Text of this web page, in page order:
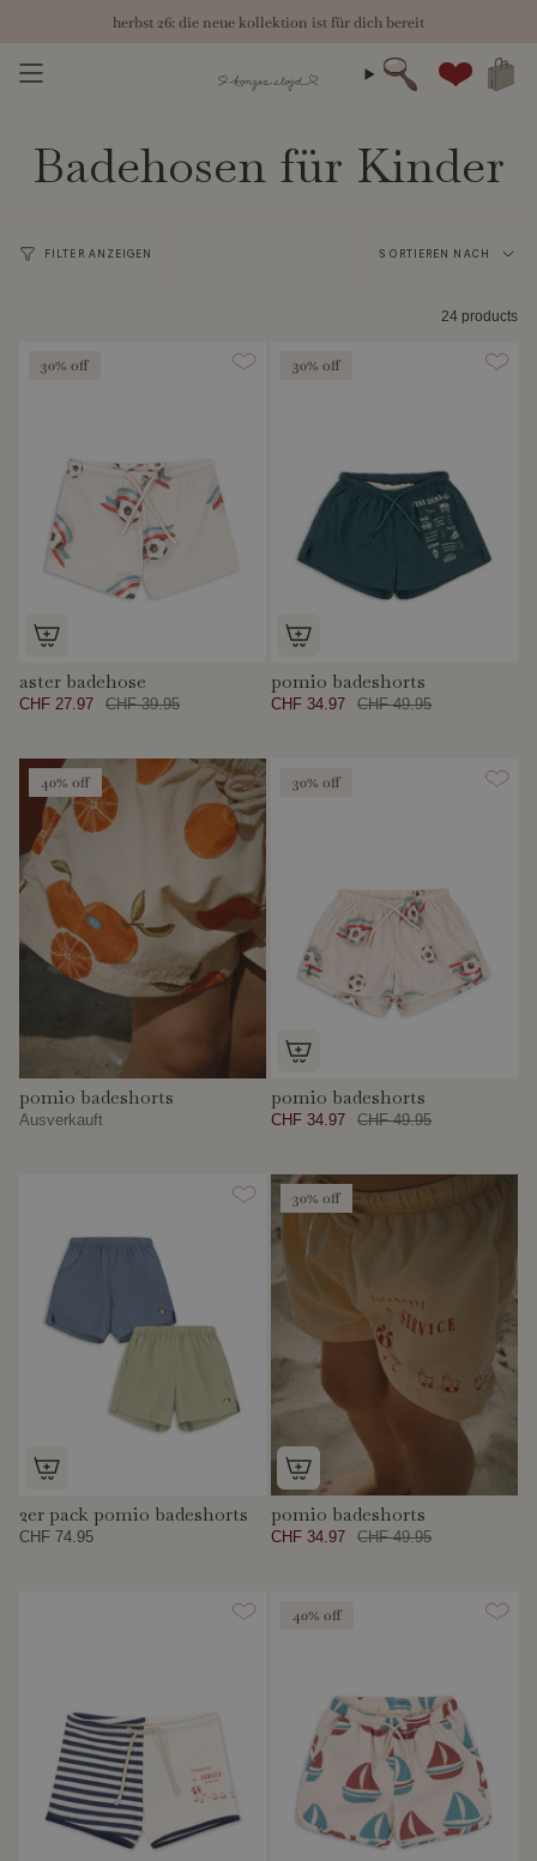
springen
herbst 26: die neue kollektion ist für dich bereit
Suche
Badehosen für Kinder
FILTER ANZEIGEN
Sortieren
SORTIEREN NACH
24 products
30% off
aster badehose
CHF 27.97 CHF 39.95
30% off
pomio badeshorts
CHF 34.97 CHF 49.95
40% off
pomio badeshorts
Ausverkauft
30% off
pomio badeshorts
CHF 34.97 CHF 49.95
2er pack pomio badeshorts
CHF 74.95
30% off
pomio badeshorts
CHF 34.97 CHF 49.95
40% off